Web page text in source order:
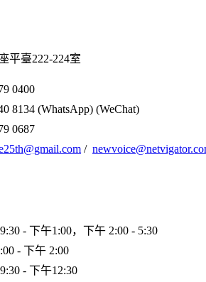
平臺222-224室
0400
8134 (WhatsApp) (WeChat)
0687
/
- 下午1:00，下午 2:00 - 5:30
- 下午 2:00
- 下午12:30